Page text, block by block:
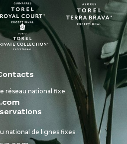
réseau national fixe
national de lignes fixes